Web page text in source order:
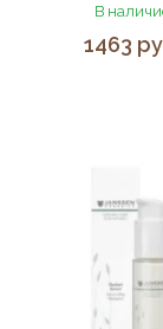
В
1463